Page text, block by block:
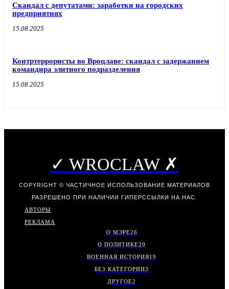
Скандал с депутатами: заработки на городских
предприятиях
15.08.2025
Контртеррористы во Вроцлаве: скандал с задержанием
командира элитного подразделения
15.08.2025
✓ WROCLAW ✗
COPYRIGHT © ЧАСТИЧНОЕ ИСПОЛЬЗОВАНИЕ МАТЕРИАЛОВ
РАЗРЕШЕНО ПРИ НАЛИЧИИ ГИПЕРССЫЛКИ НА НАС.
АВТОРЫ
РЕКЛАМА
О МЭРЕ26
О ПОЛИТИКЕ20
ВОЕННАЯ ИСТОРИЯ19
БЕЗ КАТЕГОРИИ3
ДРУГОЕ2